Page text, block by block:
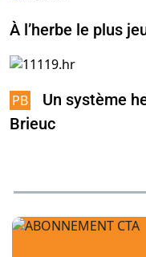
À l’herbe le plus
Un système
Brieuc